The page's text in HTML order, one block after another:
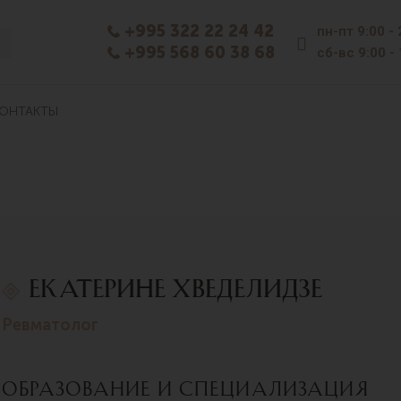
Екатерине Хведелидзе
Образование и специализация